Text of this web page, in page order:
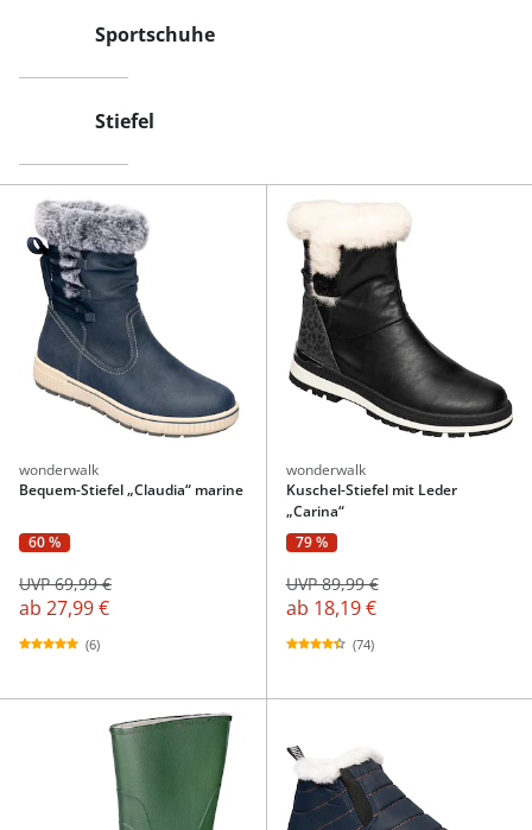
Sportschuhe
Stiefel
wonderwalk
Bequem-Stiefel „Claudia“ marine
60 %
ab 27,99 €
UVP 69,99 €
(6)
wonderwalk
Kuschel-Stiefel mit Leder
„Carina“
79 %
ab 18,19 €
UVP 89,99 €
(74)